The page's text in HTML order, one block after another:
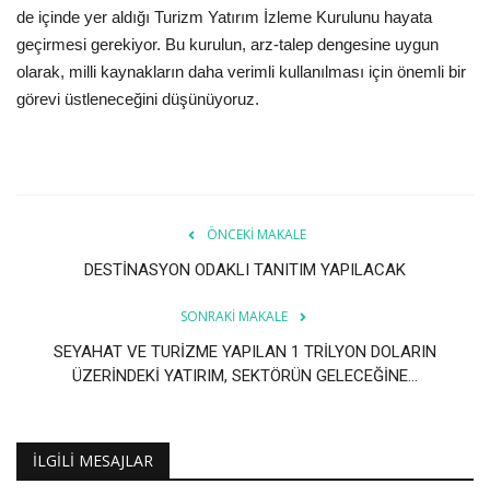
de içinde yer aldığı Turizm Yatırım İzleme Kurulunu hayata
geçirmesi gerekiyor. Bu kurulun, arz-talep dengesine uygun
olarak, milli kaynakların daha verimli kullanılması için önemli bir
görevi üstleneceğini düşünüyoruz.
ÖNCEKI MAKALE
DESTİNASYON ODAKLI TANITIM YAPILACAK
SONRAKI MAKALE
SEYAHAT VE TURİZME YAPILAN 1 TRİLYON DOLARIN
ÜZERİNDEKİ YATIRIM, SEKTÖRÜN GELECEĞİNE...
İLGILI MESAJLAR